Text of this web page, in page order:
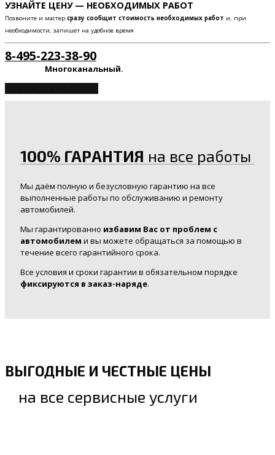
УЗНАЙТЕ ЦЕНУ — НЕОБХОДИМЫХ РАБОТ
Позвоните и мастер сразу сообщит стоимость необходимых работ и, при
необходимости, запишет на удобное время
8-495-223-38-90
Многоканальный.
100% ГАРАНТИЯ на все работы
Мы даём полную и безусловную гарантию на все
выполненные работы по обслуживанию и ремонту
автомобилей.
Мы гарантированно избавим Вас от проблем с
автомобилем и вы можете обращаться за помощью в
течение всего гарантийного срока.
Все условия и сроки гарантии в обязательном порядке
фиксируются в заказ-наряде.
ВЫГОДНЫЕ И ЧЕСТНЫЕ ЦЕНЫ
на все сервисные услуги